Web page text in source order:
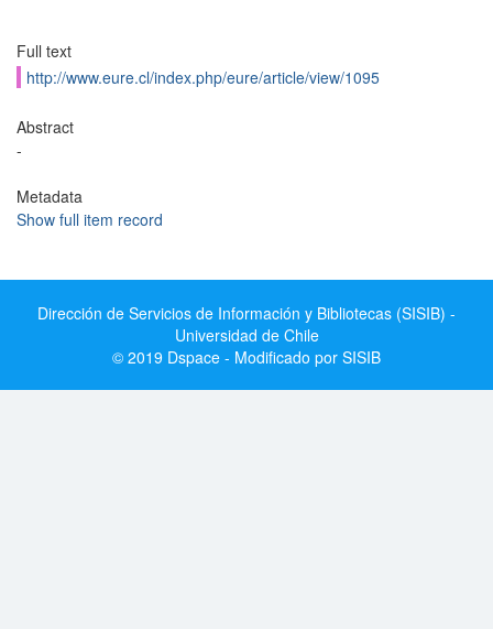
Full text
http://www.eure.cl/index.php/eure/article/view/1095
Abstract
-
Metadata
Show full item record
Dirección de Servicios de Información y Bibliotecas (SISIB) -
Universidad de Chile
© 2019 Dspace - Modificado por SISIB